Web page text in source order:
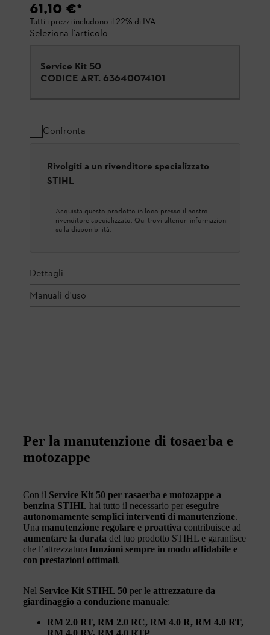
61,10 €*
Tutti i prezzi includono il 22% di IVA.
Seleziona l'articolo
Service Kit 50
CODICE ART. 63640074101
Confronta
Rivolgiti a un rivenditore specializzato
STIHL
Acquista questo prodotto in loco presso il nostro
rivenditore specializzato. Qui trovi ulteriori informazioni
sulla disponibilità.
Dettagli
Manuali d'uso
Per la manutenzione di tosaerba e
motozappe
Con il Service Kit 50 per rasaerba e motozappe a
benzina STIHL hai tutto il necessario per eseguire
autonomamente semplici interventi di manutenzione.
Una manutenzione regolare e proattiva contribuisce ad
aumentare la durata del tuo prodotto STIHL e garantisce
che l’attrezzatura funzioni sempre in modo affidabile e
con prestazioni ottimali.
Nel Service Kit STIHL 50 per le attrezzature da
giardinaggio a conduzione manuale:
RM 2.0 RT, RM 2.0 RC, RM 4.0 R, RM 4.0 RT,
RM 4.0 RV, RM 4.0 RTP